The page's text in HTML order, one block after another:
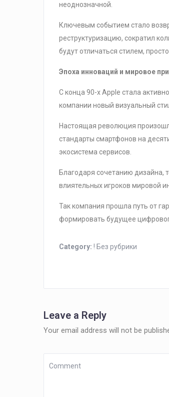
неоднозначной.
Ключевым событием стало
реструктуризацию, сократил
будут отличаться стилем,
Эпоха инноваций и мировое
С конца 90-х Apple стала
компании новый визуальный
Настоящая революция
стандарты смартфонов на
экосистема сервисов.
Благодаря сочетанию дизайна,
влиятельных игроков мировой
Так компания прошла путь от
формировать будущее
Category: ! Без рубрики
Leave a Reply
Your email address will not be